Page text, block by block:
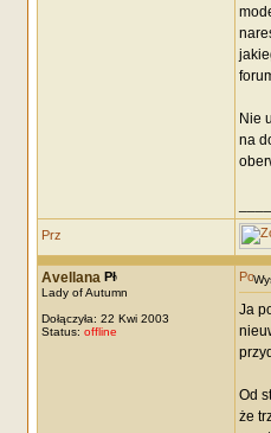
Nie
na
Avellana
Lady of Autumn
Dołączyła: 22 Kwi 2003
Status: offline
Ja
Od
że